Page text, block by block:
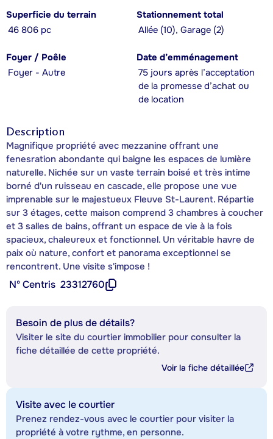
Superficie du terrain
46 806 pc
Stationnement total
Allée (10), Garage (2)
Foyer / Poêle
Foyer - Autre
Date d’emménagement
75 jours après l’acceptation
de la promesse d’achat ou
de location
Description
Magnifique propriété avec mezzanine offrant une
fenesration abondante qui baigne les espaces de lumière
naturelle. Nichée sur un vaste terrain boisé et très intime
borné d'un ruisseau en cascade, elle propose une vue
imprenable sur le majestueux Fleuve St-Laurent. Répartie
sur 3 étages, cette maison comprend 3 chambres à coucher
et 3 salles de bains, offrant un espace de vie à la fois
spacieux, chaleureux et fonctionnel. Un véritable havre de
paix où nature, confort et panorama exceptionnel se
rencontrent. Une visite s'impose !
Nº Centris 23312760
Besoin de plus de détails?
Visiter le site du courtier immobilier pour consulter la
fiche détaillée de cette propriété.
Voir la fiche détaillée
Visite avec le courtier
Prenez rendez-vous avec le courtier pour visiter la
propriété à votre rythme, en personne.